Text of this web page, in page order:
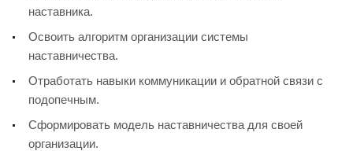
наставника.
Освоить алгоритм организации системы
наставничества.
Отработать навыки коммуникации и обратной связи с
подопечным.
Сформировать модель наставничества для своей
организации.